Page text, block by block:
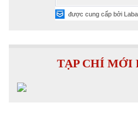
TẠP CHÍ MỚI